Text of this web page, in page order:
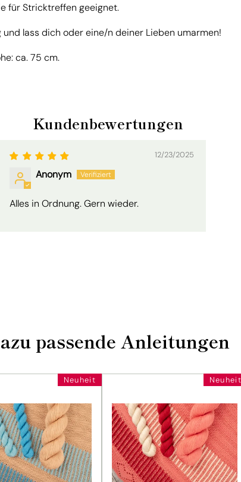
für Stricktreffen geeignet.
lass dich oder eine/n deiner Lieben umarmen!
ca. 75 cm.
Kundenbewertungen
12/23/2025
Anonym
Alles in Ordnung. Gern wieder.
passende Anleitungen
Neuheit Neuheit